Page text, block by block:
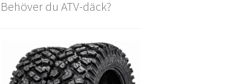
Behöver du ATV-däck?